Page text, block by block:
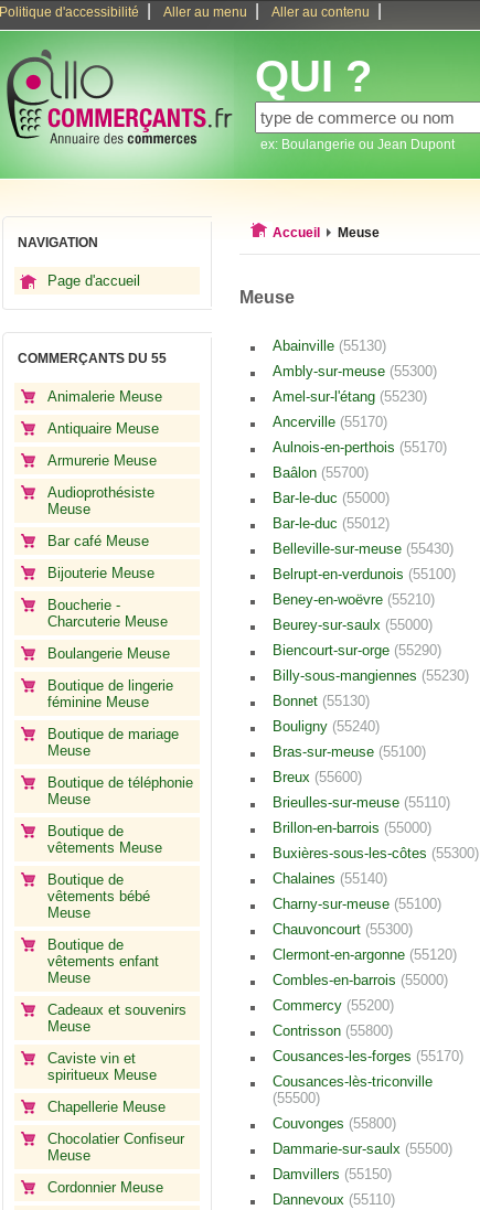
Politique d'accessibilité Aller au menu Aller au contenu
QUI ?
ex: Boulangerie ou Jean Dupont
NAVIGATION
Page d'accueil
COMMERÇANTS DU 55
Animalerie Meuse
Antiquaire Meuse
Armurerie Meuse
Audioprothésiste
Meuse
Bar café Meuse
Bijouterie Meuse
Boucherie -
Charcuterie Meuse
Boulangerie Meuse
Boutique de lingerie
féminine Meuse
Boutique de mariage
Meuse
Boutique de téléphonie
Meuse
Boutique de
vêtements Meuse
Boutique de
vêtements bébé
Meuse
Boutique de
vêtements enfant
Meuse
Cadeaux et souvenirs
Meuse
Caviste vin et
spiritueux Meuse
Chapellerie Meuse
Chocolatier Confiseur
Meuse
Cordonnier Meuse
Accueil Meuse
Meuse
Abainville (55130)
Ambly-sur-meuse (55300)
Amel-sur-l'étang (55230)
Ancerville (55170)
Aulnois-en-perthois (55170)
Baâlon (55700)
Bar-le-duc (55000)
Bar-le-duc (55012)
Belleville-sur-meuse (55430)
Belrupt-en-verdunois (55100)
Beney-en-woëvre (55210)
Beurey-sur-saulx (55000)
Biencourt-sur-orge (55290)
Billy-sous-mangiennes (55230)
Bonnet (55130)
Bouligny (55240)
Bras-sur-meuse (55100)
Breux (55600)
Brieulles-sur-meuse (55110)
Brillon-en-barrois (55000)
Buxières-sous-les-côtes (55300)
Chalaines (55140)
Charny-sur-meuse (55100)
Chauvoncourt (55300)
Clermont-en-argonne (55120)
Combles-en-barrois (55000)
Commercy (55200)
Contrisson (55800)
Cousances-les-forges (55170)
Cousances-lès-triconville
(55500)
Couvonges (55800)
Dammarie-sur-saulx (55500)
Damvillers (55150)
Dannevoux (55110)